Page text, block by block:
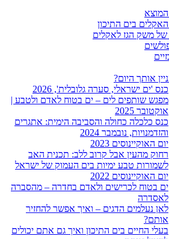
בים התיכון
של משק הגז לאקלים
אותך היום?
כנס 'ים ישראלי, סערה גלובלית', 2026
מפגש שותפים לים – ים בטוח לאדם ולטבע |
אוקטובר 2025
כנס כלכלה כחולה והסביבה הימית: אתגרים
והזדמנויות, נובמבר 2024
יום האוקיינוסים 2023
רחוק מהעין אבל קרוב ללב: תכנית האב
לשמורות טבע ימיות בים העמוק של ישראל
יום האוקיינוסים 2022
ים בטוח לכרישים ולאדם בחדרה – מהסברה
לאסדרה
לאן נעלמים הדגים – ואיך אפשר להחזיר
אותם?
בעלי החיים בים התיכון ואיך גם אתם יכולים